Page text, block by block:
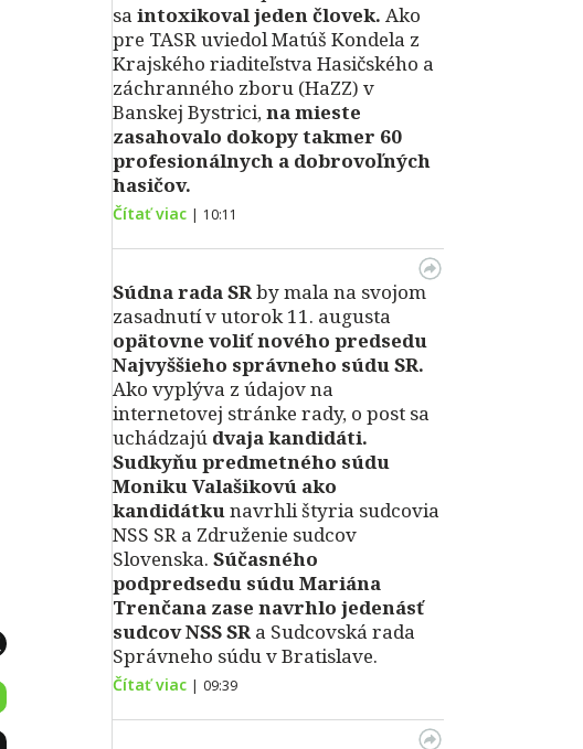
sa intoxikoval jeden človek. Ako
pre TASR uviedol Matúš Kondela z
Krajského riaditeľstva Hasičského a
záchranného zboru (HaZZ) v
Banskej Bystrici,na mieste
zasahovalo dokopy takmer 60
profesionálnych a dobrovoľných
hasičov.
Čítať viac | 10:11
Súdna rada SRby mala na svojom
zasadnutí v utorok 11. augusta
opätovne voliť nového predsedu
Najvyššieho správneho súdu SR.
Ako vyplýva z údajov na
internetovej stránke rady, o post sa
uchádzajú dvaja kandidáti.
Sudkyňu predmetného súdu
Moniku Valašikovú ako
kandidátkunavrhli štyria sudcovia
NSS SR a Združenie sudcov
Slovenska. Súčasného
podpredsedu súdu Mariána
Trenčana zase navrhlo jedenásť
sudcov NSS SR a Sudcovská rada
Správneho súdu v Bratislave.
Čítať viac | 09:39